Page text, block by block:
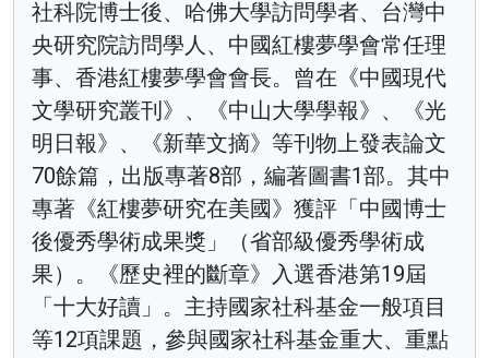
社科院博士後、哈佛大學訪問學者、台灣中
央研究院訪問學人、中國紅樓夢學會常任理
事、香港紅樓夢學會會長。曾在《中國現代
文學研究叢刊》、《中山大學學報》、《光
明日報》、《新華文摘》等刊物上發表論文
70餘篇，出版專著8部，編著圖書1部。其中
專著《紅樓夢研究在美國》獲評「中國博士
後優秀學術成果獎」（省部級優秀學術成
果）。《歷史裡的斷章》入選香港第19屆
「十大好讀」。主持國家社科基金一般項目
等12項課題，參與國家社科基金重大、重點